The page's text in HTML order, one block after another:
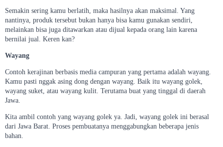
Semakin sering kamu berlatih, maka hasilnya akan maksimal. Yang
nantinya, produk tersebut bukan hanya bisa kamu gunakan sendiri,
melainkan bisa juga ditawarkan atau dijual kepada orang lain karena
bernilai jual. Keren kan?
Wayang
Contoh kerajinan berbasis media campuran yang pertama adalah wayang.
Kamu pasti nggak asing dong dengan wayang. Baik itu wayang golek,
wayang suket, atau wayang kulit. Terutama buat yang tinggal di daerah
Jawa.
Kita ambil contoh yang wayang golek ya. Jadi, wayang golek ini berasal
dari Jawa Barat. Proses pembuatanya menggabungkan beberapa jenis
bahan.